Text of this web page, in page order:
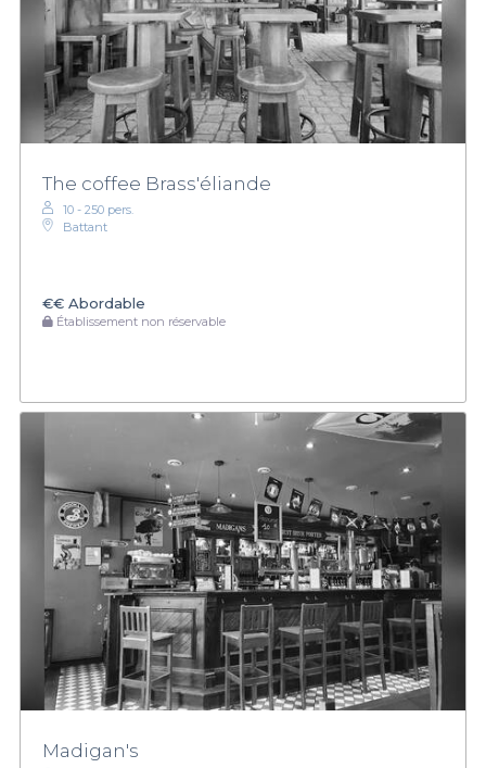
The coffee Brass'éliande
10 - 250 pers.
Battant
€€ Abordable
Établissement non réservable
Madigan's